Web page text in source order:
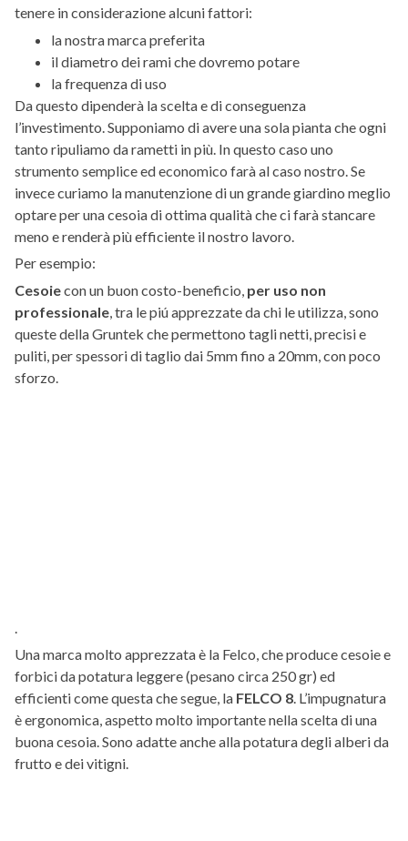
tenere in considerazione alcuni fattori:
la nostra marca preferita
il diametro dei rami che dovremo potare
la frequenza di uso
Da questo dipenderà la scelta e di conseguenza
l’investimento. Supponiamo di avere una sola pianta che ogni
tanto ripuliamo da rametti in più. In questo caso uno
strumento semplice ed economico farà al caso nostro. Se
invece curiamo la manutenzione di un grande giardino meglio
optare per una cesoia di ottima qualità che ci farà stancare
meno e renderà più efficiente il nostro lavoro.
Per esempio:
Cesoiecon un buon costo-beneficio, per uso non
professionale, tra le piú apprezzate da chi le utilizza, sono
queste della Gruntek che permettono tagli netti, precisi e
puliti, per spessori di taglio dai 5mm fino a 20mm, con poco
sforzo.
Una marca molto apprezzata è la Felco, che produce cesoie e
forbici da potatura leggere (pesano circa 250 gr) ed
efficienti come questa che segue, la FELCO 8. L’impugnatura
è ergonomica, aspetto molto importante nella scelta di una
buona cesoia. Sono adatte anche alla potatura degli alberi da
frutto e dei vitigni.